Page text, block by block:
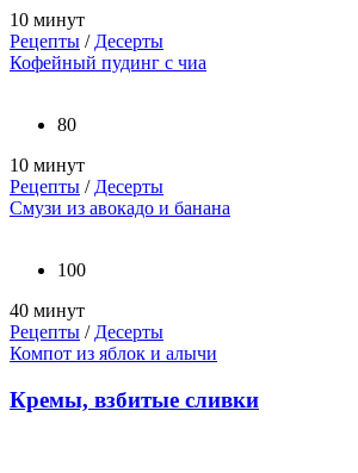
10 минут
Рецепты / Десерты
Кофейный пудинг с чиа
80
10 минут
Рецепты / Десерты
Смузи из авокадо и банана
100
40 минут
Рецепты / Десерты
Компот из яблок и алычи
Кремы, взбитые сливки